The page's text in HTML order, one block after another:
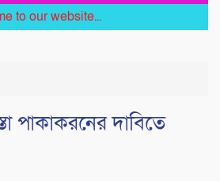
website...
পাকাকরনের দাবিতে